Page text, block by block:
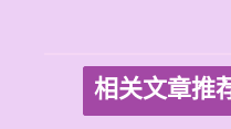
相关文章推